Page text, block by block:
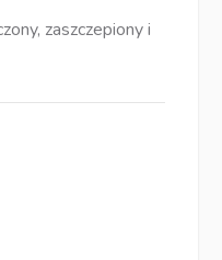
zaszczepiony i